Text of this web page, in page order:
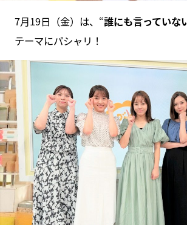
7月19日（金）は、“誰にも言っていな
テーマにパシャリ！